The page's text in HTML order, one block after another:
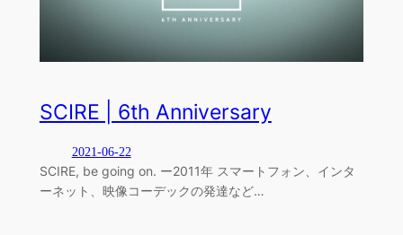
SCIRE | 6th Anniversary
2021-06-22
SCIRE, be going on. ー2011年 スマートフォン、インタ
ーネット、映像コーデックの発達など…